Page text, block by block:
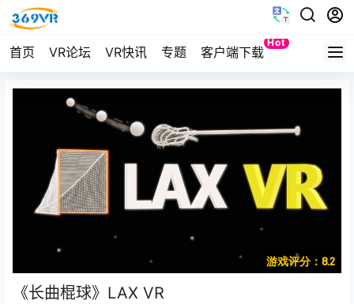
首页 VR论坛 VR快讯 专题 客户端下载
Hot
Quest
游戏评分：8.2
《长曲棍球》LAX VR